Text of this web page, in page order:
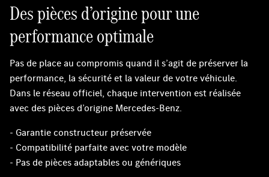
Des pièces d’origine pour une
performance optimale
Pas de place au compromis quand il s’agit de préserver la
performance, la sécurité et la valeur de votre véhicule.
Dans le réseau officiel, chaque intervention est réalisée
avec des pièces d’origine Mercedes-Benz.
- Garantie constructeur préservée
- Compatibilité parfaite avec votre modèle
- Pas de pièces adaptables ou génériques